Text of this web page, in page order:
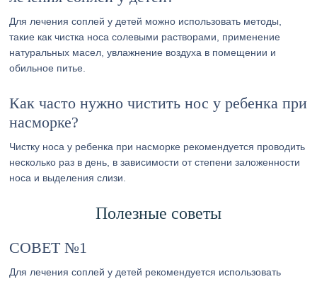
Для лечения соплей у детей можно использовать методы,
такие как чистка носа солевыми растворами, применение
натуральных масел, увлажнение воздуха в помещении и
обильное питье.
Как часто нужно чистить нос у ребенка при
насморке?
Чистку носа у ребенка при насморке рекомендуется проводить
несколько раз в день, в зависимости от степени заложенности
носа и выделения слизи.
Полезные советы
СОВЕТ №1
Для лечения соплей у детей рекомендуется использовать